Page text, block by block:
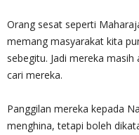
Orang sesat seperti
memang masyarakat kita
sebegitu. Jadi mereka
cari mereka.
Panggilan mereka kepada
menghina, tetapi boleh